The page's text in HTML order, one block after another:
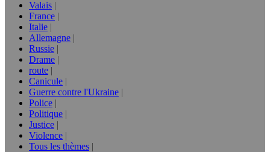
Valais
France
Italie
Allemagne
Russie
Drame
route
Canicule
Guerre contre l'Ukraine
Police
Politique
Justice
Violence
Tous les thèmes